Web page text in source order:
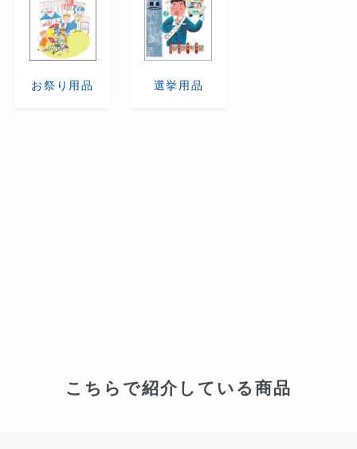
お祭り用品 選挙用品
こちらで紹介している商品